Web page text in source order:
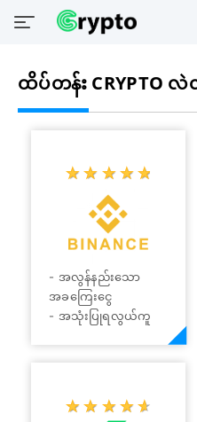
ထိပ်တန်း CRYPTO လဲ
☆ ☆ ☆ ☆ ☆
★ ★ ★ ★ ★
- အလွန်နည်းသော
အခကြေးငွေ
- အသုံးပြုရလွယ်ကူ
- ကျယ်ပြန့်သော
☆ ☆ ☆ ☆ ☆
★ ★ ★ ★ ★